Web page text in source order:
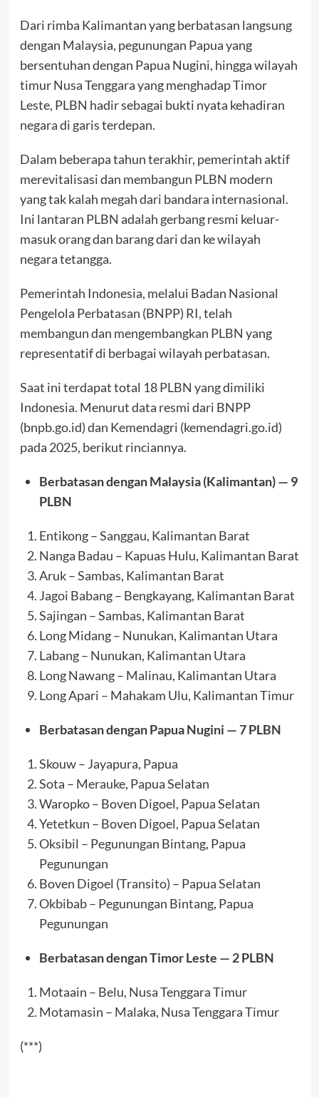
Dari rimba Kalimantan yang berbatasan langsung
dengan Malaysia, pegunungan Papua yang
bersentuhan dengan Papua Nugini, hingga wilayah
timur Nusa Tenggara yang menghadap Timor
Leste, PLBN hadir sebagai bukti nyata kehadiran
negara di garis terdepan.
Dalam beberapa tahun terakhir, pemerintah aktif
merevitalisasi dan membangun PLBN modern
yang tak kalah megah dari bandara internasional.
Ini lantaran PLBN adalah gerbang resmi keluar-
masuk orang dan barang dari dan ke wilayah
negara tetangga.
Pemerintah Indonesia, melalui Badan Nasional
Pengelola Perbatasan (BNPP) RI, telah
membangun dan mengembangkan PLBN yang
representatif di berbagai wilayah perbatasan.
Saat ini terdapat total 18 PLBN yang dimiliki
Indonesia. Menurut data resmi dari BNPP
(bnpb.go.id) dan Kemendagri (kemendagri.go.id)
pada 2025, berikut rinciannya.
Berbatasan dengan Malaysia (Kalimantan) — 9
PLBN
Entikong – Sanggau, Kalimantan Barat
Nanga Badau – Kapuas Hulu, Kalimantan Barat
Aruk – Sambas, Kalimantan Barat
Jagoi Babang – Bengkayang, Kalimantan Barat
Sajingan – Sambas, Kalimantan Barat
Long Midang – Nunukan, Kalimantan Utara
Labang – Nunukan, Kalimantan Utara
Long Nawang – Malinau, Kalimantan Utara
Long Apari – Mahakam Ulu, Kalimantan Timur
Berbatasan dengan Papua Nugini — 7 PLBN
Skouw – Jayapura, Papua
Sota – Merauke, Papua Selatan
Waropko – Boven Digoel, Papua Selatan
Yetetkun – Boven Digoel, Papua Selatan
Oksibil – Pegunungan Bintang, Papua
Pegunungan
Boven Digoel (Transito) – Papua Selatan
Okbibab – Pegunungan Bintang, Papua
Pegunungan
Berbatasan dengan Timor Leste — 2 PLBN
Motaain – Belu, Nusa Tenggara Timur
Motamasin – Malaka, Nusa Tenggara Timur
(***)